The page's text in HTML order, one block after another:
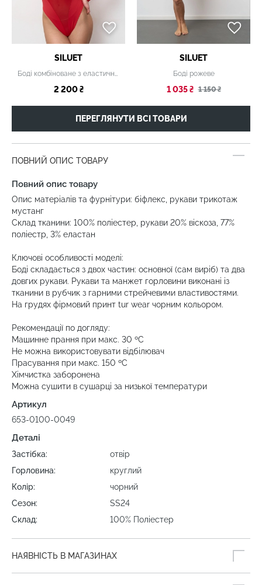
SILUET
Боді комбіноване з еластичною сіткою червоне
2 200 ₴
SILUET
Боді рожеве
1 035 ₴ 1 150 ₴
ПЕРЕГЛЯНУТИ ВСІ ТОВАРИ
ПОВНИЙ ОПИС ТОВАРУ
Повний опис товару
Опис матеріалів та фурнітури: біфлекс, рукави трикотаж
мустанг
Склад тканини: 100% поліестер, рукави 20% віскоза, 77%
поліестр, 3% еластан
Ключові особливості моделі:
Боді складається з двох частин: основної (сам виріб) та два
довгих рукави. Рукави та манжет горловини виконані із
тканини в рубчик з гарними стрейчевими властивостями.
На грудях фірмовий принт tur wear чорним кольором.
Рекомендації по догляду:
Машинне прання при макс. 30 ºC
Не можна використовувати відбілювач
Прасування при макс. 150 ºC
Хімчистка заборонена
Можна сушити в сушарці за низької температури
Артикул
653-0100-0049
Деталі
Застібка:
отвір
Горловина:
круглий
Колір:
чорний
Сезон:
SS24
Склад:
100% Поліестер
НАЯВНІСТЬ В МАГАЗИНАХ